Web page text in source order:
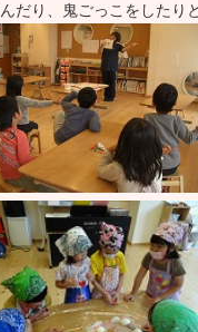
だり、鬼ごっこをしたり